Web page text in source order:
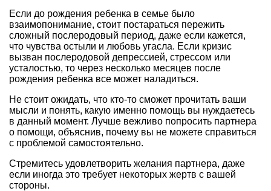
Если до рождения ребенка в семье было
взаимопонимание, стоит постараться пережить
сложный послеродовый период, даже если кажется,
что чувства остыли и любовь угасла. Если кризис
вызван послеродовой депрессией, стрессом или
усталостью, то через несколько месяцев после
рождения ребенка все может наладиться.
Не стоит ожидать, что кто-то сможет прочитать ваши
мысли и понять, какую именно помощь вы нуждаетесь
в данный момент. Лучше вежливо попросить партнера
о помощи, объяснив, почему вы не можете справиться
с проблемой самостоятельно.
Стремитесь удовлетворить желания партнера, даже
если иногда это требует некоторых жертв с вашей
стороны.